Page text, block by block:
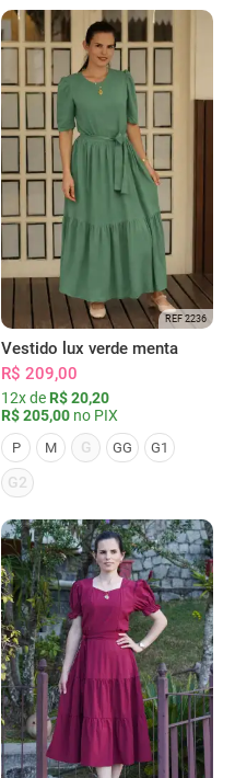
REF 2236
Vestido lux verde menta
R$ 209,00
12x de R$ 20,20
R$ 205,00 no PIX
P M G GG G1
G2